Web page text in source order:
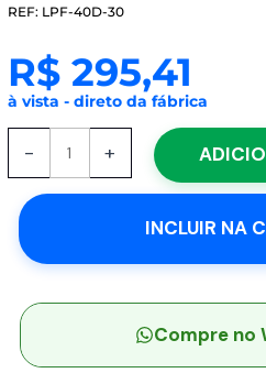
REF: LPF-40D-30
R$295,41
à vista - direto da fábrica
-
Driver
LED
90-
431VCC
+
INCLUIR NA
Compre no